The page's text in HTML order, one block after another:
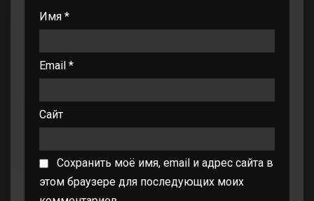
Имя *
Email *
Сайт
Сохранить моё имя, email и адрес сайта в
этом браузере для последующих моих